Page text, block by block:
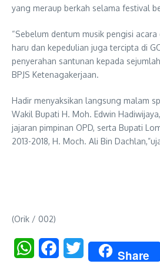
yang meraup berkah selama festival
“Sebelum dentum musik pengisi
haru dan kepedulian juga tercipta di
penyerahan santunan kepada
BPJS Ketenagakerjaan.
Hadir menyaksikan langsung malam
Wakil Bupati H. Moh. Edwin
jajaran pimpinan OPD, serta Bupati
2013-2018, H. Moch. Ali Bin
(Orik / 002)
WhatsAppFacebookTwitter Share